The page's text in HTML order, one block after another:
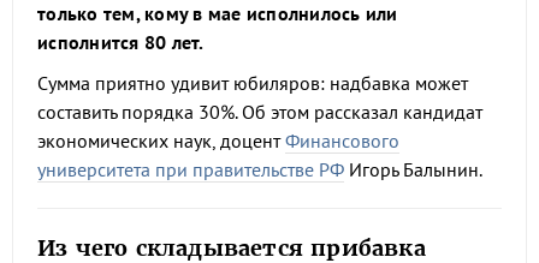
только тем, кому в мае исполнилось или
исполнится 80 лет.
Сумма приятно удивит юбиляров: надбавка может
составить порядка 30%. Об этом рассказал кандидат
экономических наук, доцентФинансового
университета при правительстве РФ Игорь Балынин.
Из чего складывается прибавка